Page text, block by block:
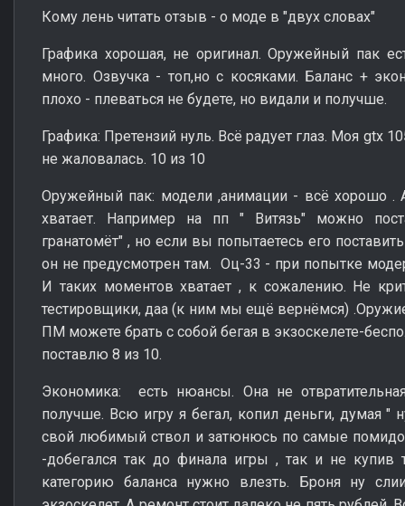
Кому лень читать отзыв - о моде в "двух словах"
Графика хорошая, не оригинал. Оружейный пак
много. Озвучка - топ,но с косяками. Баланс +
плохо - плеваться не будете, но видали и получше.
Графика: Претензий нуль. Всё радует глаз. Моя gtx
не жаловалась. 10 из 10
Оружейный пак: модели ,анимации - всё хорошо .
хватает. Например на пп " Витязь" можно
гранатомёт" , но если вы попытаетесь его
он не предусмотрен там. Оц-33 - при попытке
И таких моментов хватает , к сожалению. Не
тестировщики, даа (к ним мы ещё вернёмся)
ПМ можете брать с собой бегая в экзоскелете-
поставлю 8 из 10.
Экономика: есть нюансы. Она не
получше. Всю игру я бегал, копил деньги, думая
свой любимый ствол и затюнюсь по самые
-добегался так до финала игры , так и не
категорию баланса нужно влезть. Броня ну